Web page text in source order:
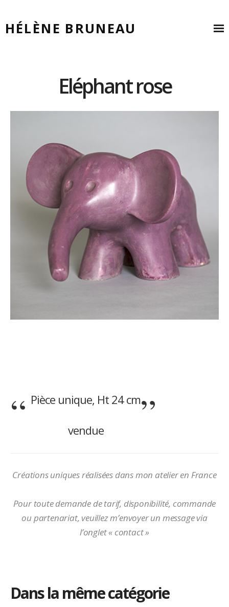
HÉLÈNE BRUNEAU
Eléphant rose
Pièce unique, Ht 24 cm
vendue
Créations uniques réalisées dans mon atelier en France
Pour toute demande de tarif, disponibilité, commande
ou partenariat, veuillez m’envoyer un message via
l’onglet « contact »
Dans la même catégorie